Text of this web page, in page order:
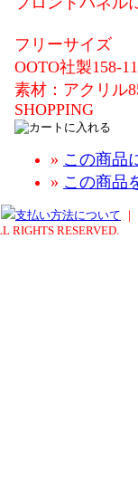
フリーサイズ
OOTO社製158-
素材：アクリル
SHOPPING
» この商品
» この商品
支払い方法について ｜
RIGHTS RESERVED.